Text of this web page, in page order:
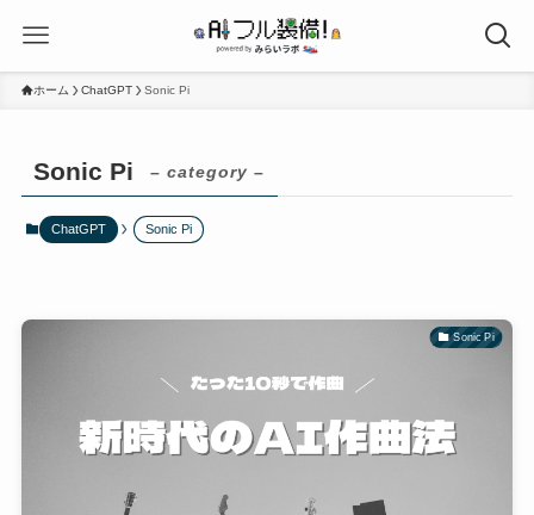
ホーム ChatGPT Sonic Pi
Sonic Pi – category –
ChatGPT Sonic Pi
Sonic Pi